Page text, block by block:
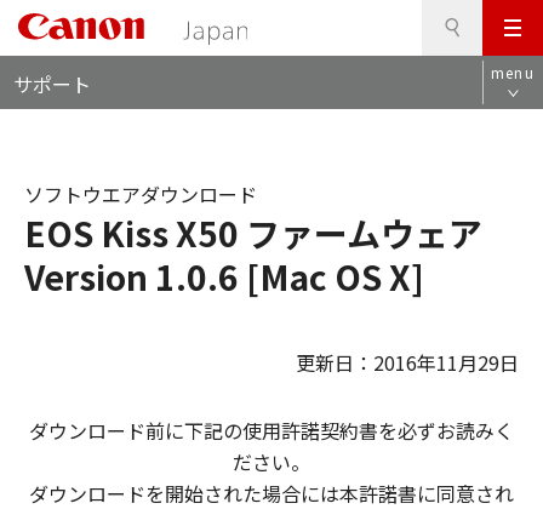
メ
ニ
ュ
サポート menu
EOS Kiss X50 ファームウェア
Version 1.0.6 [Mac OS X]
ソフトウエアダウンロード
更新日：2016年11月29日
ダウンロード前に下記の使用許諾契約書を必ずお読みく
ださい。
ダウンロードを開始された場合には本許諾書に同意され